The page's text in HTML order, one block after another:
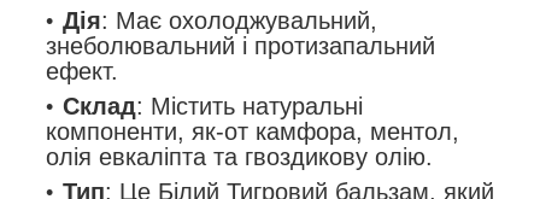
Дія: Має охолоджувальний,
знеболювальний і протизапальний
ефект.
Склад: Містить натуральні
компоненти, як-от камфора, ментол,
олія евкаліпта та гвоздикову олію.
Тип: Це Білий Тигровий бальзам, який